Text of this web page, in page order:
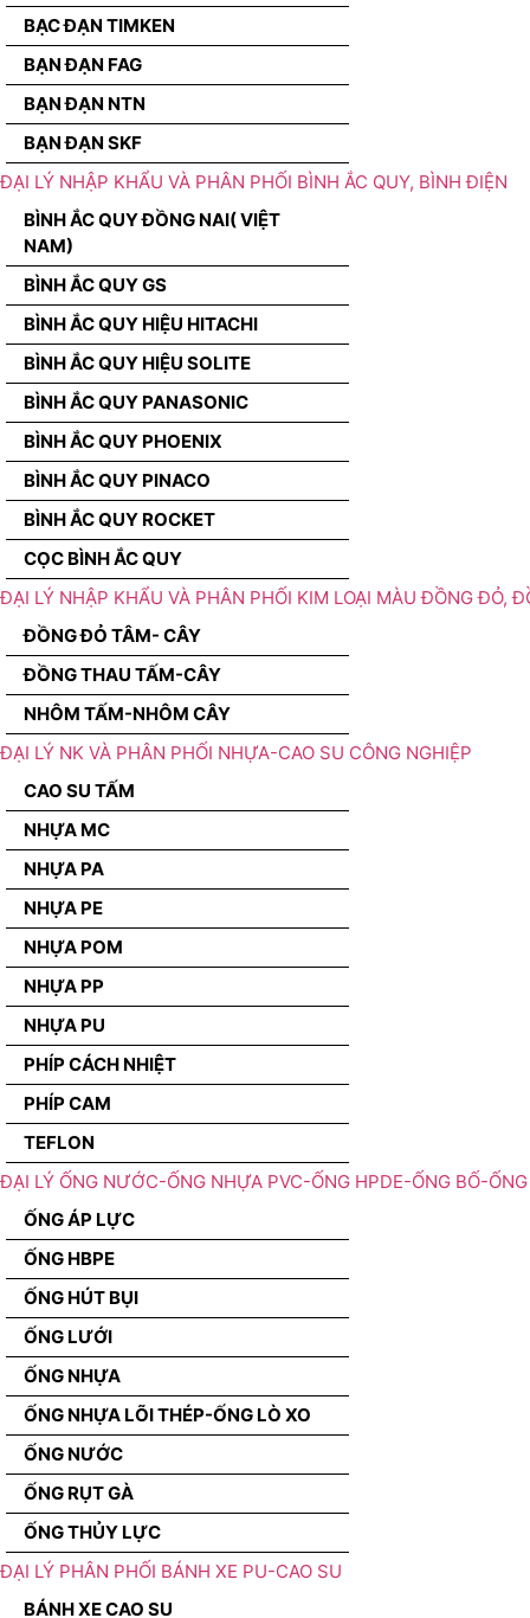
BẠC ĐẠN TIMKEN
BẠN ĐẠN FAG
BẠN ĐẠN NTN
BẠN ĐẠN SKF
ĐẠI LÝ NHẬP KHẨU VÀ PHÂN PHỐI BÌNH ẮC QUY, BÌNH ĐIỆN
BÌNH ẮC QUY ĐỒNG NAI( VIỆT
NAM)
BÌNH ẮC QUY GS
BÌNH ẮC QUY HIỆU HITACHI
BÌNH ẮC QUY HIỆU SOLITE
BÌNH ẮC QUY PANASONIC
BÌNH ẮC QUY PHOENIX
BÌNH ẮC QUY PINACO
BÌNH ẮC QUY ROCKET
CỌC BÌNH ẮC QUY
ĐẠI LÝ NHẬP KHẨU VÀ PHÂN PHỐI KIM LOẠI MÀU ĐỒNG ĐỎ,
ĐỒNG ĐỎ TÂM- CÂY
ĐỒNG THAU TẤM-CÂY
NHÔM TẤM-NHÔM CÂY
ĐẠI LÝ NK VÀ PHÂN PHỐI NHỰA-CAO SU CÔNG NGHIỆP
CAO SU TẤM
NHỰA MC
NHỰA PA
NHỰA PE
NHỰA POM
NHỰA PP
NHỰA PU
PHÍP CÁCH NHIỆT
PHÍP CAM
TEFLON
ĐẠI LÝ ỐNG NƯỚC-ỐNG NHỰA PVC-ỐNG HPDE-ỐNG BỐ-
ỐNG ÁP LỰC
ỐNG HBPE
ỐNG HÚT BỤI
ỐNG LƯỚI
ỐNG NHỰA
ỐNG NHỰA LÕI THÉP-ỐNG LÒ XO
ỐNG NƯỚC
ỐNG RỤT GÀ
ỐNG THỦY LỰC
ĐẠI LÝ PHÂN PHỐI BÁNH XE PU-CAO SU
BÁNH XE CAO SU